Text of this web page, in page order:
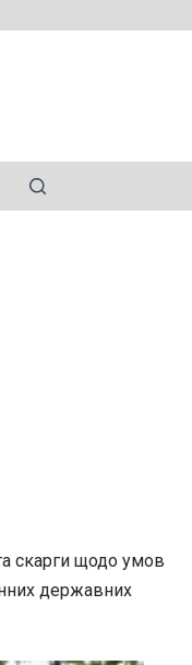
скарги щодо умов
державних